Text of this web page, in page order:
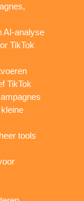
AI-analyse
TikTok
TikTok
tools